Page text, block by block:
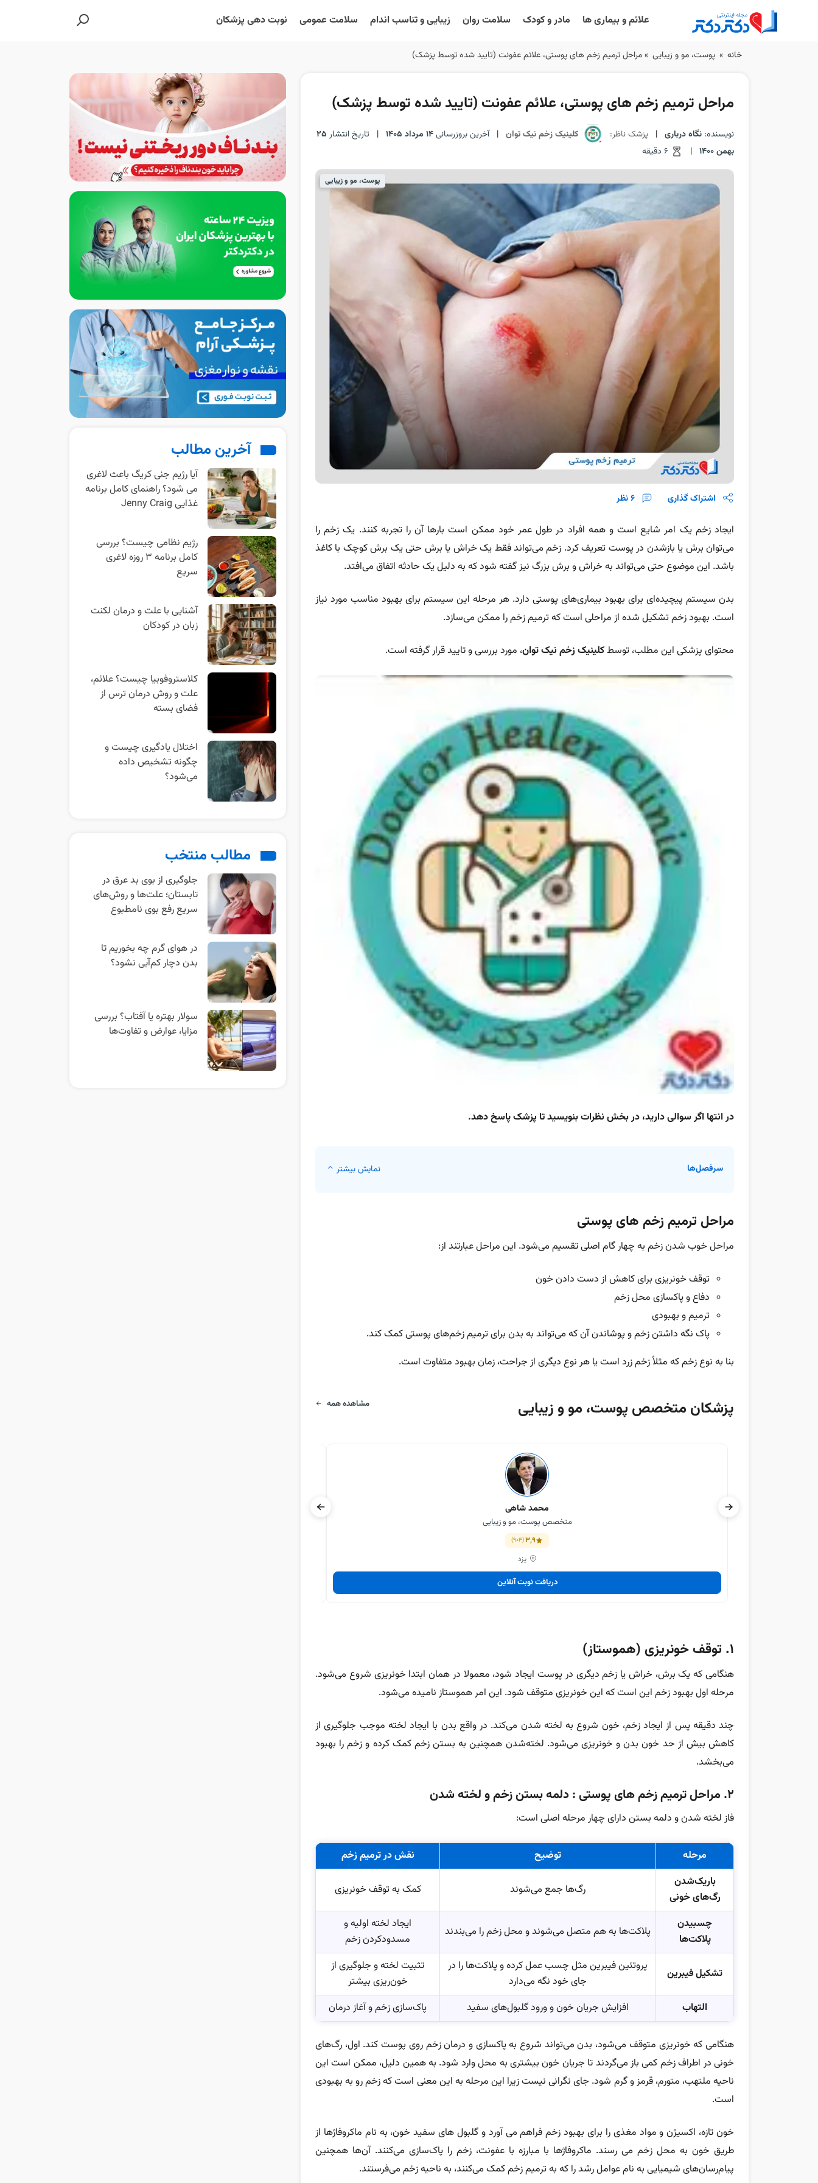
علائم و بیماری ها مادر و کودک سلامت روان زیبایی و تناسب اندام سلامت عمومی نوبت دهی پزشکان
خانه » پوست، مو و زیبایی »مراحل ترمیم زخم های پوستی، علائم عفونت (تایید شده توسط پزشک)
مراحل ترمیم زخم های پوستی، علائم عفونت (تایید شده توسط پزشک)
نویسنده: نگاه درباری | پزشک ناظر: کلینیک زخم نیک توان | آخرین بروزرسانی14 مرداد 1405 | تاریخ انتشار 25
بهمن 1400
|
پوست، مو و زیبایی
اشتراک گذاری 6نظر
ایجاد زخم یک امر شایع است و همه افراد در طول عمر خود ممکن است بارها آن را تجربه کنند. یک زخم را
می‌توان برش یا باز‌شدن در پوست تعریف کرد. زخم می‌تواند فقط یک خراش یا برش حتی یک برش کوچک با کاغذ
باشد. این موضوع حتی می‌تواند به خراش و برش بزرگ نیز گفته شود که به دلیل یک حادثه اتفاق می‌افتد.
بدن سیستم پیچیده‌ای برای بهبود بیماری‌های پوستی دارد. هر مرحله این سیستم برای بهبود مناسب مورد نیاز
است. بهبود زخم تشکیل شده از مراحلی است که ترمیم زخم را ممکن می‌سازد.
محتوای پزشکی این مطلب، توسطکلینیک زخم نیک توان، مورد بررسی و تایید قرار گرفته است.
در انتها اگر سوالی دارید، در بخش نظرات بنویسید تا پزشک پاسخ دهد.
سرفصل‌ها نمایش بیشتر
مراحل ترمیم زخم های پوستی
مراحل خوب شدن زخم به چهار گام اصلی تقسیم می‌شود. این مراحل عبارتند از:
توقف خونریزی برای کاهش از دست دادن خون
دفاع و پاکسازی محل زخم
ترمیم و بهبودی
پاک نگه داشتن زخم و پوشاندن آن که می‌تواند به بدن برای ترمیم زخم‌های پوستی کمک کند.
بنا به نوع زخم که مثلاً زخم زرد است یا هر نوع دیگری از جراحت، زمان بهبود متفاوت است.
پزشکان متخصص پوست، مو و زیبایی مشاهده همه
محمد شاهی
متخصص پوست، مو و زیبایی
3,9
(904)
یزد
دریافت نوبت آنلاین
۱. توقف خونریزی (هموستاز)
هنگامی که یک برش، خراش یا زخم دیگری در پوست ایجاد شود، معمولا در همان ابتدا خونریزی شروع می‌شود.
مرحله اول بهبود زخم این است که این خونریزی متوقف شود. این امر هموستاز نامیده می‌شود.
چند دقیقه پس از ایجاد زخم، خون شروع به لخته شدن می‌کند. در واقع بدن با ایجاد لخته موجب جلوگیری از
کاهش بیش از حد خون بدن و خونریزی می‌شود. لخته‌شدن همچنین به بستن زخم کمک کرده و زخم را بهبود
می‌بخشد.
۲. مراحل ترمیم زخم های پوستی : دلمه بستن زخم و لخته شدن
فاز لخته شدن و دلمه بستن دارای چهار مرحله اصلی است:
مرحله توضیح
نقش در ترمیم زخم
باریک‌شدن
رگ‌های خونی
رگ‌ها جمع می‌شوند کمک به توقف خونریزی
چسبیدن
پلاکت‌ها
پلاکت‌ها به هم متصل می‌شوند و محل زخم را می‌بندند
ایجاد لخته اولیه و
مسدودکردن زخم
تشکیل فیبرین
پروتئین فیبرین مثل چسب عمل کرده و پلاکت‌ها را در
جای خود نگه می‌دارد
تثبیت لخته و جلوگیری از
خون‌ریزی بیشتر
التهاب
افزایش جریان خون و ورود گلبول‌های سفید پاک‌سازی زخم و آغاز درمان
هنگامی که خونریزی متوقف می‌شود، بدن می‌تواند شروع به پاکسازی و درمان زخم روی پوست کند. اول، رگ‌های
خونی در اطراف زخم کمی باز می‌گردند تا جریان خون بیشتری به محل وارد شود. به همین دلیل، ممکن است این
ناحیه ملتهب، متورم، قرمز و گرم شود. جای نگرانی نیست زیرا این مرحله به این معنی است که زخم رو به بهبودی
است.
خون تازه، اکسیژن و مواد مغذی را برای بهبود زخم فراهم می آورد و گلبول های سفید خون، به نام ماکروفاژها از
طریق خون به محل زخم می رسند. ماکروفاژها با مبارزه با عفونت، زخم را پاک‌سازی می‌کنند. آن‌ها همچنین
پیام‌رسان‌های شیمیایی به نام عوامل رشد را که به ترمیم زخم کمک می‌کنند، به ناحیه زخم می‌فرستند.
آخرین مطالب
آیا رژیم جنی کریگ باعث لاغری
می شود؟ راهنمای کامل برنامه
غذایی Jenny Craig
رژیم نظامی چیست؟ بررسی
کامل برنامه ۳ روزه لاغری
سریع
آشنایی با علت و درمان لکنت
زبان در کودکان
کلاستروفوبیا چیست؟ علائم،
علت و روش درمان ترس از
فضای بسته
اختلال یادگیری چیست و
چگونه تشخیص داده
می‌شود؟
مطالب منتخب
جلوگیری از بوی بد عرق در
تابستان؛ علت‌ها و روش‌های
سریع رفع بوی نامطبوع
در هوای گرم چه بخوریم تا
بدن دچار کم‌آبی نشود؟
سولار بهتره یا آفتاب؟ بررسی
مزایا، عوارض و تفاوت‌ها